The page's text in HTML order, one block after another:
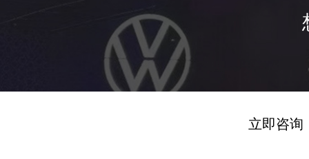
立即咨询